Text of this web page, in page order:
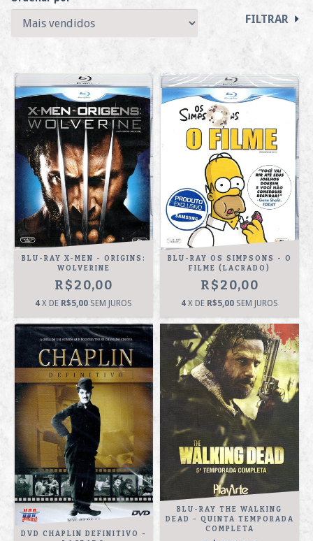
FILTRAR
BLU-RAY X-MEN - ORIGINS:
WOLVERINE
R$20,00
4 X DE R$5,00 SEM JUROS
BLU-RAY OS SIMPSONS - O
FILME (LACRADO)
R$20,00
4 X DE R$5,00 SEM JUROS
DVD CHAPLIN DEFINITIVO -
BLU-RAY THE WALKING
DEAD - QUINTA TEMPORADA
COMPLETA